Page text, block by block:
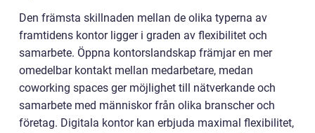
Den främsta skillnaden mellan de olika typerna av
framtidens kontor ligger i graden av flexibilitet och
samarbete. Öppna kontorslandskap främjar en mer
omedelbar kontakt mellan medarbetare, medan
coworking spaces ger möjlighet till nätverkande och
samarbete med människor från olika branscher och
företag. Digitala kontor kan erbjuda maximal flexibilitet,